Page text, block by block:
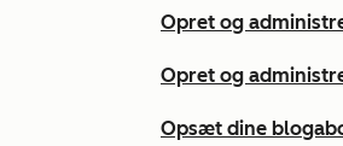
Opret og
Opret og
Opsæt dine